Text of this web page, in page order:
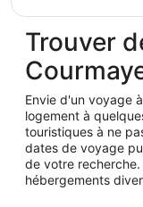
Trouver
Envie d'un voyage
logement à
touristiques à ne
dates de voyage
de votre
hébergements